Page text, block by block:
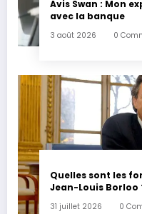
Avis Swan : Mon
avec la banque
3 août 2026 0
Quelles sont les
Jean-Louis Borloo
31 juillet 2026 0